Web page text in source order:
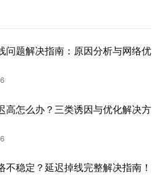
问题解决指南：原因分析与网络优
高怎么办？三类诱因与优化解决方
不稳定？延迟掉线完整解决指南！